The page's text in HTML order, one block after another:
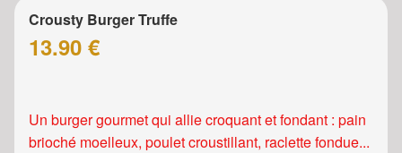
Crousty Burger Truffe
13.90 €
Un burger gourmet qui allie croquant et fondant : pain
brioché moelleux, poulet croustillant, raclette fondue...